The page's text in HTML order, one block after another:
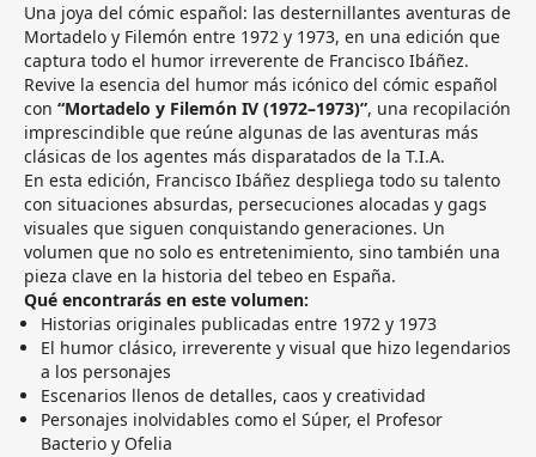
Una joya del cómic español: las desternillantes aventuras de
Mortadelo y Filemón entre 1972 y 1973, en una edición que
captura todo el humor irreverente de Francisco Ibáñez.
Revive la esencia del humor más icónico del cómic español
con “Mortadelo y Filemón IV (1972–1973)”, una recopilación
imprescindible que reúne algunas de las aventuras más
clásicas de los agentes más disparatados de la T.I.A.
En esta edición, Francisco Ibáñez despliega todo su talento
con situaciones absurdas, persecuciones alocadas y gags
visuales que siguen conquistando generaciones. Un
volumen que no solo es entretenimiento, sino también una
pieza clave en la historia del tebeo en España.
Qué encontrarás en este volumen:
Historias originales publicadas entre 1972 y 1973
El humor clásico, irreverente y visual que hizo legendarios
a los personajes
Escenarios llenos de detalles, caos y creatividad
Personajes inolvidables como el Súper, el Profesor
Bacterio y Ofelia